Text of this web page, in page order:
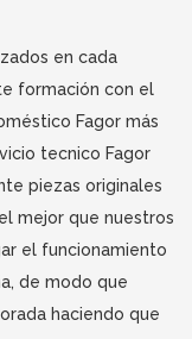
en cada
formación con el
Fagor más
tecnico Fagor
piezas originales
mejor que nuestros
el funcionamiento
de modo que
haciendo que